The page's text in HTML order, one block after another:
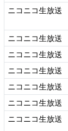
ニコニコ生放送
ニコニコ生放送
ニコニコ生放送
ニコニコ生放送
ニコニコ生放送
ニコニコ生放送
ニコニコ生放送